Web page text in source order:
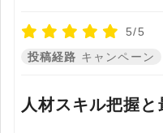
5/5
投稿経路 キャンペーン
人材スキル把握